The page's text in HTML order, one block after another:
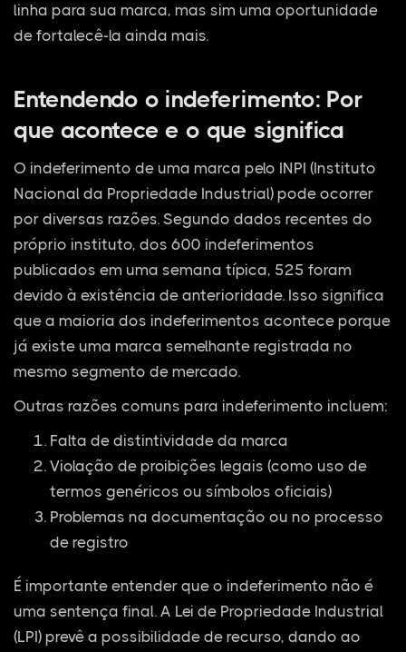
linha para sua marca, mas sim uma oportunidade
de fortalecê-la ainda mais.
Entendendo o indeferimento: Por
que acontece e o que significa
O indeferimento de uma marca pelo INPI (Instituto
Nacional da Propriedade Industrial) pode ocorrer
por diversas razões. Segundo dados recentes do
próprio instituto, dos 600 indeferimentos
publicados em uma semana típica, 525 foram
devido à existência de anterioridade. Isso significa
que a maioria dos indeferimentos acontece porque
já existe uma marca semelhante registrada no
mesmo segmento de mercado.
Outras razões comuns para indeferimento incluem:
Falta de distintividade da marca
Violação de proibições legais (como uso de
termos genéricos ou símbolos oficiais)
Problemas na documentação ou no processo
de registro
É importante entender que o indeferimento não é
uma sentença final. A Lei de Propriedade Industrial
(LPI) prevê a possibilidade de recurso, dando ao